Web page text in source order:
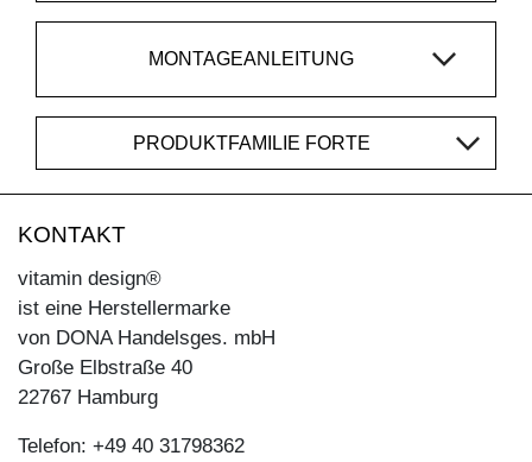
MONTAGEANLEITUNG
PRODUKTFAMILIE FORTE
KONTAKT
vitamin design®
ist eine Herstellermarke
von DONA Handelsges. mbH
Große Elbstraße 40
22767 Hamburg
Telefon: +49 40 31798362